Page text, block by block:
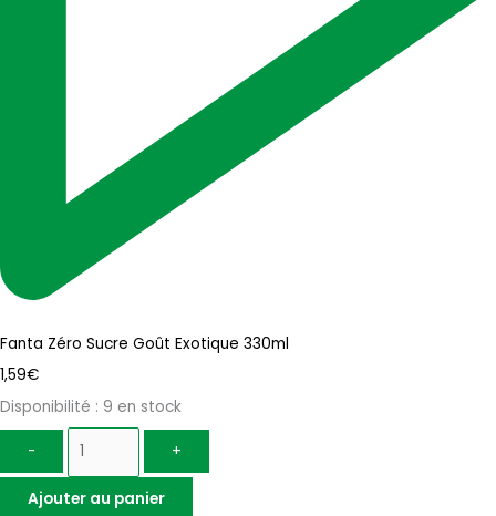
Fanta Zéro Sucre Goût Exotique 330ml
1,59€
Disponibilité : 9 en stock
- +
Ajouter au panier